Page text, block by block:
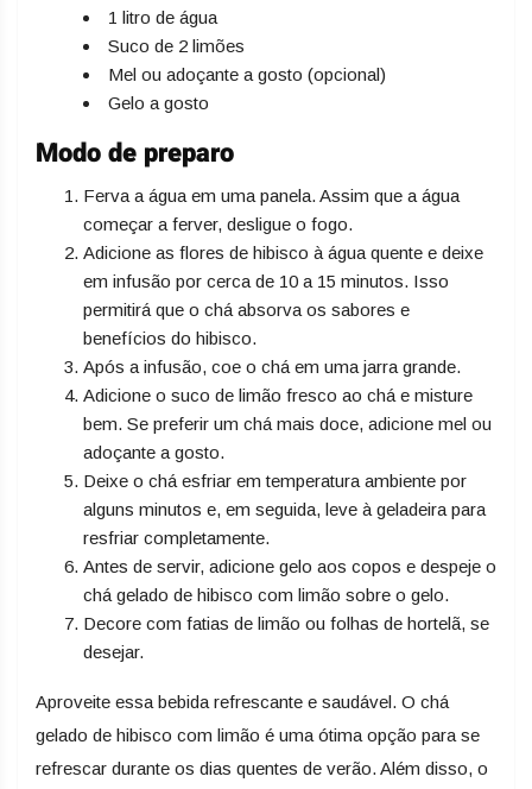
1 litro de água
Suco de 2 limões
Mel ou adoçante a gosto (opcional)
Gelo a gosto
Modo de preparo
Ferva a água em uma panela. Assim que a água
começar a ferver, desligue o fogo.
Adicione as flores de hibisco à água quente e deixe
em infusão por cerca de 10 a 15 minutos. Isso
permitirá que o chá absorva os sabores e
benefícios do hibisco.
Após a infusão, coe o chá em uma jarra grande.
Adicione o suco de limão fresco ao chá e misture
bem. Se preferir um chá mais doce, adicione mel ou
adoçante a gosto.
Deixe o chá esfriar em temperatura ambiente por
alguns minutos e, em seguida, leve à geladeira para
resfriar completamente.
Antes de servir, adicione gelo aos copos e despeje o
chá gelado de hibisco com limão sobre o gelo.
Decore com fatias de limão ou folhas de hortelã, se
desejar.
Aproveite essa bebida refrescante e saudável. O chá
gelado de hibisco com limão é uma ótima opção para se
refrescar durante os dias quentes de verão. Além disso, o